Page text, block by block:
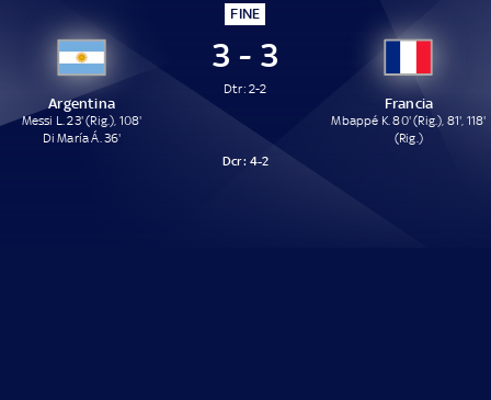
FINE
Argentina
Messi L. 23' (Rig.), 108'
Di María Á. 36'
3 - 3
Dtr: 2-2
Francia
Mbappé K. 80' (Rig.), 81', 118'
(Rig.)
Dcr : 4-2